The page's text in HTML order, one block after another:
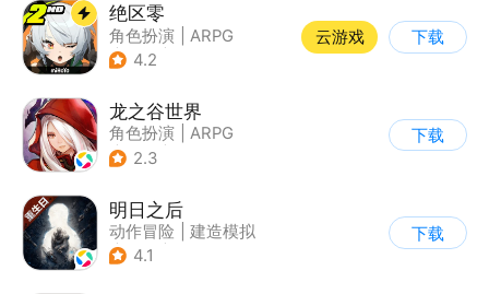
绝区零
角色扮演
ARPG
| 冒险
4.2
云游戏 下载
龙之谷世界
角色扮演
ARPG
| 奇幻
2.3
下载
明日之后
动作冒险
建造模拟
| 丧尸
4.1
下载